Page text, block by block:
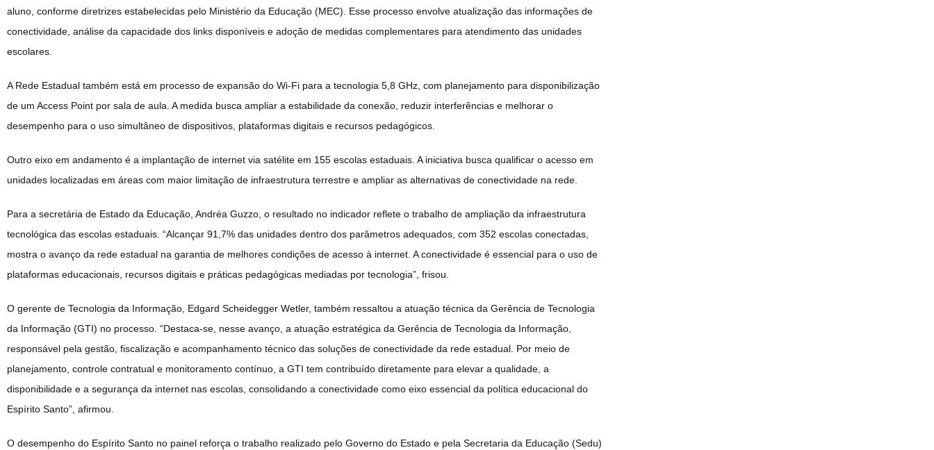
aluno, conforme diretrizes estabelecidas pelo Ministério da Educação (MEC). Esse processo envolve atualização das informações de
conectividade, análise da capacidade dos links disponíveis e adoção de medidas complementares para atendimento das unidades
escolares.
A Rede Estadual também está em processo de expansão do Wi-Fi para a tecnologia 5,8 GHz, com planejamento para disponibilização
de um Access Point por sala de aula. A medida busca ampliar a estabilidade da conexão, reduzir interferências e melhorar o
desempenho para o uso simultâneo de dispositivos, plataformas digitais e recursos pedagógicos.
Outro eixo em andamento é a implantação de internet via satélite em 155 escolas estaduais. A iniciativa busca qualificar o acesso em
unidades localizadas em áreas com maior limitação de infraestrutura terrestre e ampliar as alternativas de conectividade na rede.
Para a secretária de Estado da Educação, Andréa Guzzo, o resultado no indicador reflete o trabalho de ampliação da infraestrutura
tecnológica das escolas estaduais. “Alcançar 91,7% das unidades dentro dos parâmetros adequados, com 352 escolas conectadas,
mostra o avanço da rede estadual na garantia de melhores condições de acesso à internet. A conectividade é essencial para o uso de
plataformas educacionais, recursos digitais e práticas pedagógicas mediadas por tecnologia”, frisou.
O gerente de Tecnologia da Informação, Edgard Scheidegger Wetler, também ressaltou a atuação técnica da Gerência de Tecnologia
da Informação (GTI) no processo. “Destaca-se, nesse avanço, a atuação estratégica da Gerência de Tecnologia da Informação,
responsável pela gestão, fiscalização e acompanhamento técnico das soluções de conectividade da rede estadual. Por meio de
planejamento, controle contratual e monitoramento contínuo, a GTI tem contribuído diretamente para elevar a qualidade, a
disponibilidade e a segurança da internet nas escolas, consolidando a conectividade como eixo essencial da política educacional do
Espírito Santo”, afirmou.
O desempenho do Espírito Santo no painel reforça o trabalho realizado pelo Governo do Estado e pela Secretaria da Educação (Sedu)